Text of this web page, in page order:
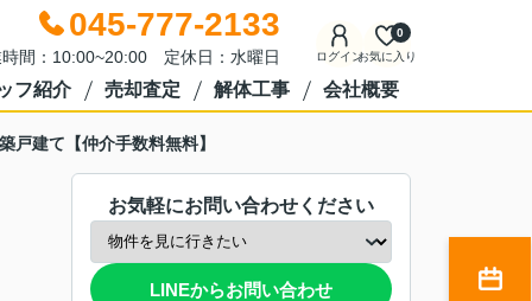
045-777-2133
間：10:00~20:00 定休日：水曜日 ログインお気に入り
0
フ紹介 売却査定 解体工事 会社概要
戸建て【仲介手数料無料】
お気軽にお問い合わせください
LINEからお問い合わせ